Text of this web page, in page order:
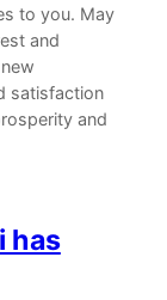
to you. May
and
satisfaction
and
has